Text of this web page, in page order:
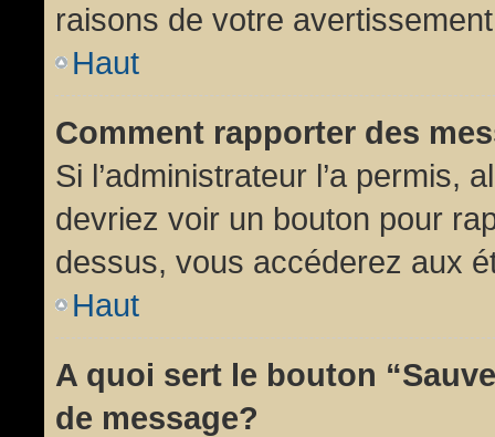
raisons de votre
Haut
Comment rapporter des
Si l’administrateur l’a permis,
devriez voir un bouton pour
dessus, vous accéderez aux
Haut
A quoi sert le bouton
de message?